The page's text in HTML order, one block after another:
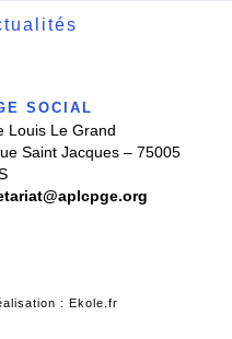
SOCIAL
Louis Le Grand
Saint Jacques – 75005
: Ekole.fr